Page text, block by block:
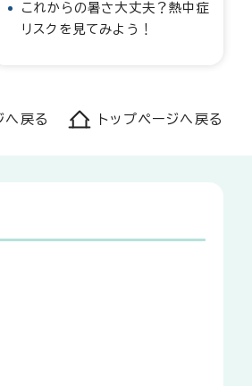
これからの暑さ大丈夫？熱中症
リスクを見てみよう！
へ戻る トップページへ戻る